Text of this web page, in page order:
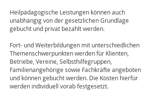
Heilpädagogische Leistungen können auch
unabhängig von der gesetzlichen Grundlage
gebucht und privat bezahlt werden.
Fort- und Weiterbildungen mit unterschiedlichen
Themenschwerpunkten werden für Klienten,
Betriebe, Vereine, Selbsthilfegruppen,
Familienangehörige sowie Fachkräfte angeboten
und können gebucht werden. Die Kosten hierfür
werden individuell vorab festgesetzt.